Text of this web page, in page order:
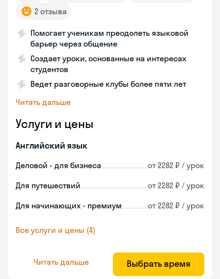
2 отзыва
Помогает ученикам преодолеть языковой
барьер через общение
Создает уроки, основанные на интересах
студентов
Ведет разговорные клубы более пяти лет
Читать дальше
Услуги и цены
Английский язык
Деловой - для бизнеса от 2282 ₽ / урок
Для путешествий от 2282 ₽ / урок
Для начинающих - премиум от 2282 ₽ / урок
Все услуги и цены (4)
Читать дальше Выбрать время